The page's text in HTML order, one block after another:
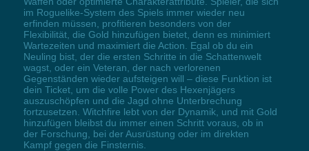
im Roguelike-System des Spiels immer wieder neu
erfinden müssen, profitieren besonders von der
Flexibilität, die Gold hinzufügen bietet, denn es minimiert
Wartezeiten und maximiert die Action. Egal ob du ein
Neuling bist, der die ersten Schritte in die Schattenwelt
wagst, oder ein Veteran, der nach verlorenen
Gegenständen wieder aufsteigen will – diese Funktion ist
dein Ticket, um die volle Power des Hexenjägers
auszuschöpfen und die Jagd ohne Unterbrechung
fortzusetzen. Witchfire lebt von der Dynamik, und mit Gold
hinzufügen bleibst du immer einen Schritt voraus, ob in
der Forschung, bei der Ausrüstung oder im direkten
Kampf gegen die Finsternis.